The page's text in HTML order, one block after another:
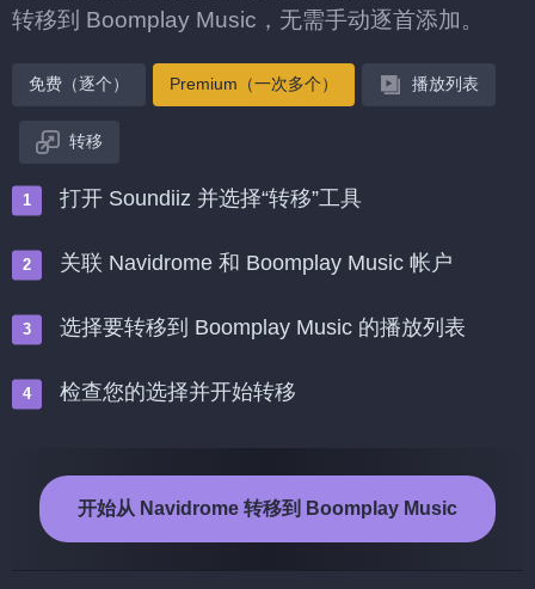
转移到 Boomplay Music，无需手动逐首添加。
免费（逐个） Premium（一次多个） 播放列表
转移
打开 Soundiiz 并选择“转移”工具
关联 Navidrome 和 Boomplay Music 帐户
选择要转移到 Boomplay Music 的播放列表
检查您的选择并开始转移
开始从 Navidrome 转移到 Boomplay Music